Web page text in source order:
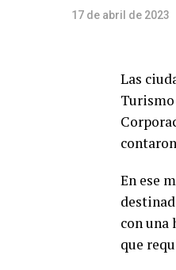
17 de abril de 2023
Las
En ese
con una
que